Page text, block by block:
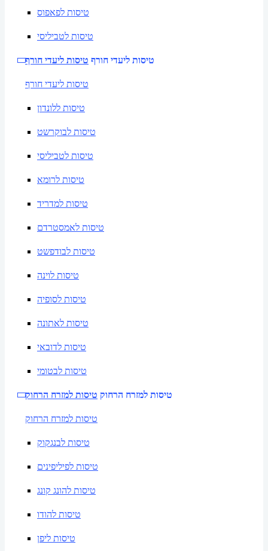
טיסות לפאפוס
טיסות לטביליסי
טיסות ליעדי חורף טיסות ליעדי חורף
טיסות ליעדי חורף
טיסות ללונדון
טיסות לבוקרשט
טיסות לטביליסי
טיסות לרומא
טיסות למדריד
טיסות לאמסטרדם
טיסות לבודפשט
טיסות לוינה
טיסות לסופיה
טיסות לאתונה
טיסות לדובאי
טיסות לבטומי
טיסות למזרח הרחוק טיסות למזרח הרחוק
טיסות למזרח הרחוק
טיסות לבנגקוק
טיסות לפיליפינים
טיסות להונג קונג
טיסות להודו
טיסות ליפן